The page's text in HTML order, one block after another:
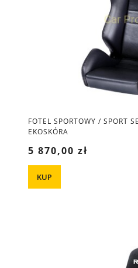
FOTEL SPORTOWY / SPORT
EKOSKÓRA
5 870,00 zł
KUP